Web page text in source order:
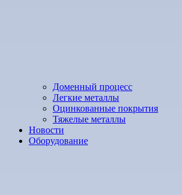
Доменный процесс
Легкие металлы
Оцинкованные покрытия
Тяжелые металлы
Новости
Оборудование